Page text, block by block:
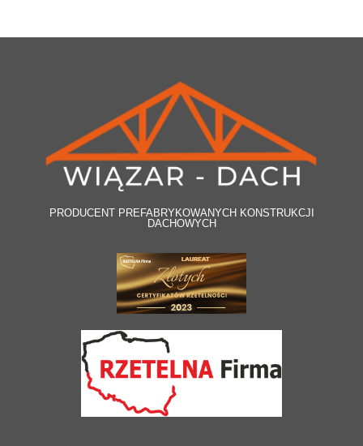
PRODUCENT PREFABRYKOWANYCH KONSTRUKCJI
DACHOWYCH